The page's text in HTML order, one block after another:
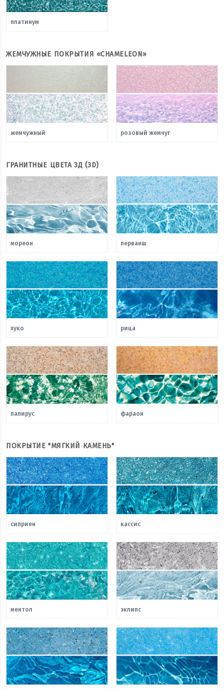
платинум
ЖЕМЧУЖНЫЕ ПОКРЫТИЯ «CHAMELEON»
жемчужный розовый жемчуг
ГРАНИТНЫЕ ЦВЕТА 3Д (3D)
мореон перванш
хуко рица
папирус фараон
ПОКРЫТИЕ "МЯГКИЙ КАМЕНЬ"
сиприен кассис
ментол эклипс